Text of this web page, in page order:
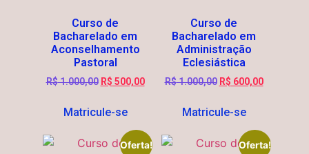
Curso de
Bacharelado em
Aconselhamento
Pastoral
R$1.000,00 R$ 500,00
Matricule-se
Curso de
Bacharelado em
Administração
Eclesiástica
R$1.000,00 R$ 600,00
Matricule-se
Oferta! Oferta!